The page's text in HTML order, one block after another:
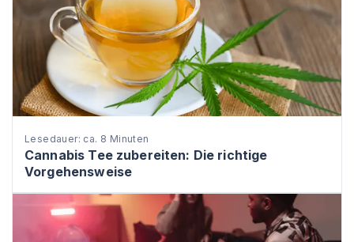
Lesedauer: ca. 8 Minuten
Cannabis Tee zubereiten: Die richtige
Vorgehensweise